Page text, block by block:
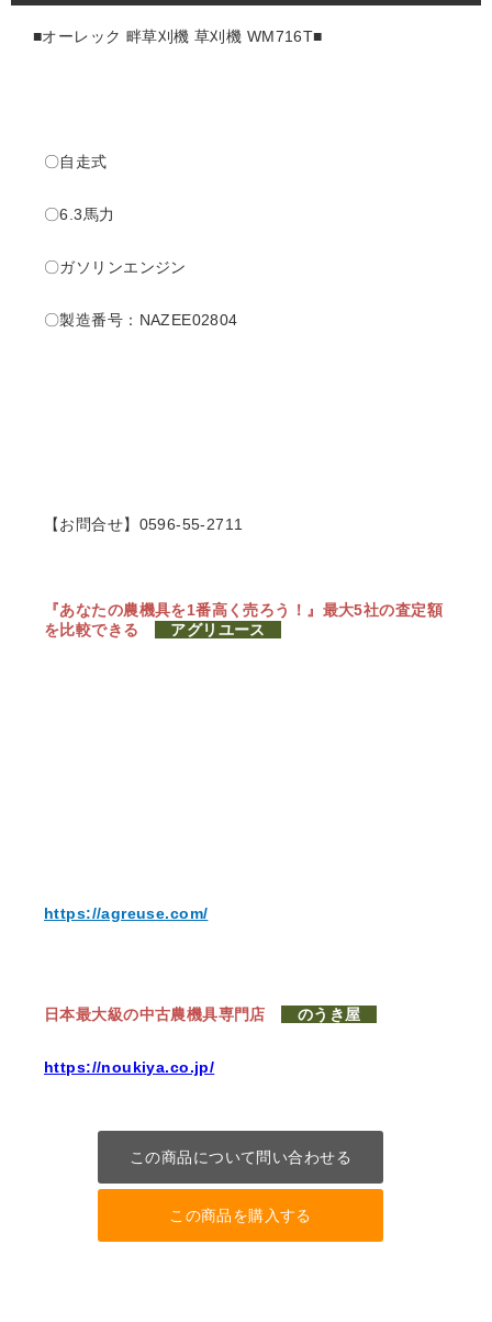
■オーレック 畔草刈機 草刈機 WM716T■
〇自走式
〇6.3馬力
〇ガソリンエンジン
〇製造番号：NAZEE02804
【お問合せ】0596-55-2711
『あなたの農機具を1番高く売ろう！』 最大5社の査定額
を比較できる
アグリユース
https://agreuse.com/
日本最大級の中古農機具専門店 のうき屋
https://noukiya.co.jp/
この商品について問い合わせる
この商品を購入する